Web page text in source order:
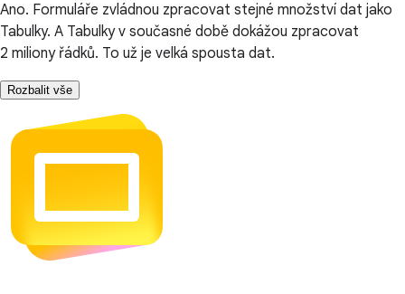
Ano. Formuláře zvládnou zpracovat stejné množství dat jako
Tabulky. A Tabulky v současné době dokážou zpracovat
2 miliony řádků. To už je velká spousta dat.
Rozbalit vše